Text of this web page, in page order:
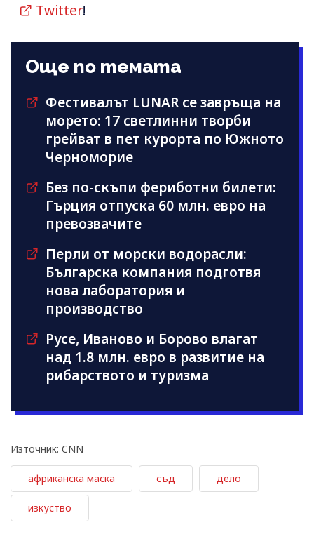
Twitter!
Още по темата
Фестивалът LUNAR се завръща на
морето: 17 светлинни творби
грейват в пет курорта по Южното
Черноморие
Без по-скъпи фериботни билети:
Гърция отпуска 60 млн. евро на
превозвачите
Перли от морски водорасли:
Българска компания подготвя
нова лаборатория и
производство
Русе, Иваново и Борово влагат
над 1.8 млн. евро в развитие на
рибарството и туризма
Източник: CNN
африканска маска съд дело
изкуство